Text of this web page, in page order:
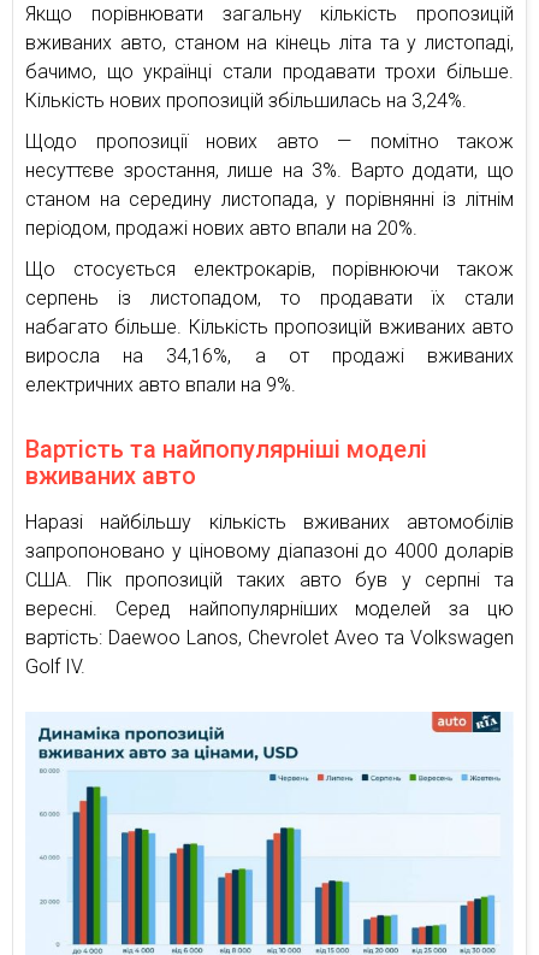
Якщо порівнювати загальну кількість пропозицій
вживаних авто, станом на кінець літа та у листопаді,
бачимо, що українці стали продавати трохи більше.
Кількість нових пропозицій збільшилась на 3,24%.
Щодо пропозиції нових авто — помітно також
несуттєве зростання, лише на 3%. Варто додати, що
станом на середину листопада, у порівнянні із літнім
періодом, продажі нових авто впали на 20%.
Що стосується електрокарів, порівнюючи також
серпень із листопадом, то продавати їх стали
набагато більше. Кількість пропозицій вживаних авто
виросла на 34,16%, а от продажі вживаних
електричних авто впали на 9%.
Вартість та найпопулярніші моделі
вживаних авто
Наразі найбільшу кількість вживаних автомобілів
запропоновано у ціновому діапазоні до 4000 доларів
США. Пік пропозицій таких авто був у серпні та
вересні. Серед найпопулярніших моделей за цю
вартість: Daewoo Lanos, Chevrolet Aveo та Volkswagen
Golf IV.